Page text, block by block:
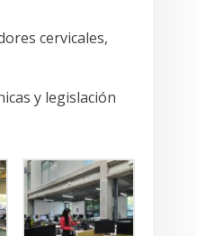
cervicales,
y legislación